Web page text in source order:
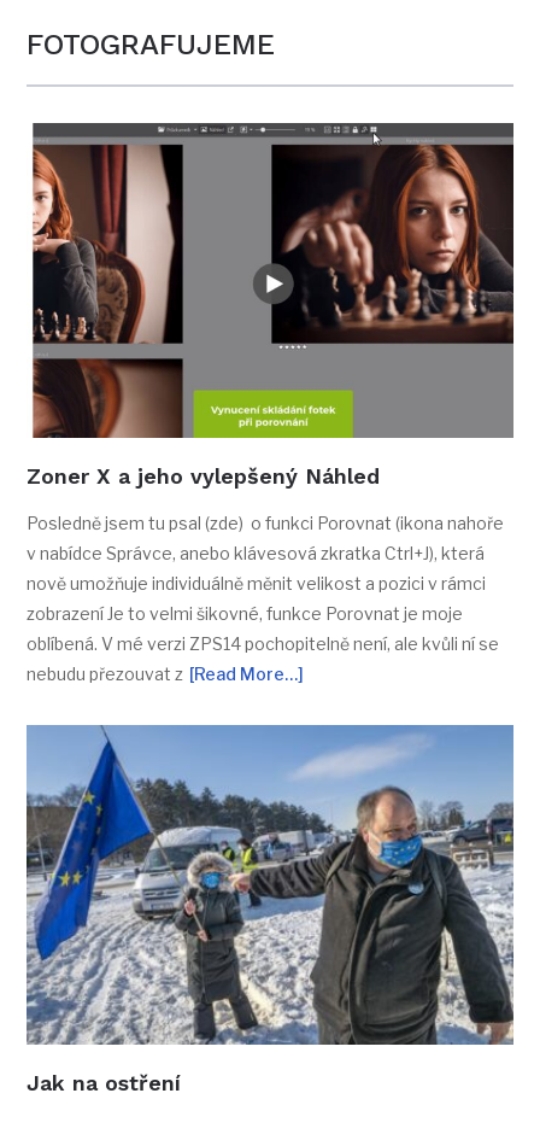
FOTOGRAFUJEME
Zoner X a jeho vylepšený Náhled
Posledně jsem tu psal (zde) o funkci Porovnat (ikona nahoře
v nabídce Správce, anebo klávesová zkratka Ctrl+J), která
nově umožňuje individuálně měnit velikost a pozici v rámci
zobrazení Je to velmi šikovné, funkce Porovnat je moje
oblíbená. V mé verzi ZPS14 pochopitelně není, ale kvůli ní se
nebudu přezouvat z [Read More…]
Jak na ostření